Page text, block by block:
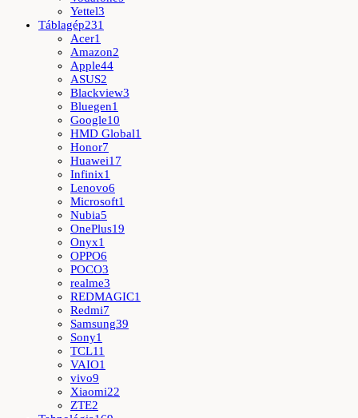
Yettel3
Táblagép231
Acer1
Amazon2
Apple44
ASUS2
Blackview3
Bluegen1
Google10
HMD Global1
Honor7
Huawei17
Infinix1
Lenovo6
Microsoft1
Nubia5
OnePlus19
Onyx1
OPPO6
POCO3
realme3
REDMAGIC1
Redmi7
Samsung39
Sony1
TCL11
VAIO1
vivo9
Xiaomi22
ZTE2